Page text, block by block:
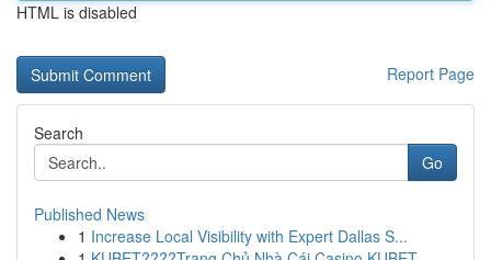
HTML is disabled
Report Page
Search
Go
Published News
1 Increase Local Visibility with Expert Dallas S...